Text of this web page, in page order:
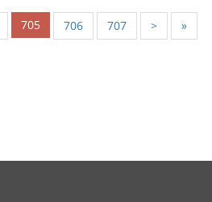
705 706 707 > »